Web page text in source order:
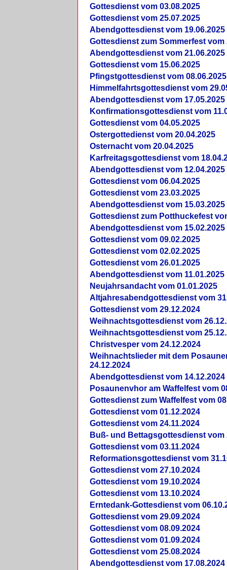
Gottesdienst vom 03.08.2025
Gottesdienst vom 25.07.2025
Abendgottesdienst vom 19.06.2025
Gottesdienst zum Sommerfest vom
Abendgottesdienst vom 21.06.2025
Gottesdienst vom 15.06.2025
Pfingstgottesdienst vom 08.06.2025
Himmelfahrtsgottesdienst vom
Abendgottesdienst vom 17.05.2025
Konfirmationsgottesdienst vom
Gottesdienst vom 04.05.2025
Ostergottedienst vom 20.04.2025
Osternacht vom 20.04.2025
Karfreitagsgottesdienst vom
Abendgottesdienst vom 12.04.2025
Gottesdienst vom 06.04.2025
Gottesdienst vom 23.03.2025
Abendgottesdienst vom 15.03.2025
Gottesdienst zum Potthuckefest
Abendgottesdienst vom 15.02.2025
Gottesdienst vom 09.02.2025
Gottesdienst vom 02.02.2025
Gottesdienst vom 26.01.2025
Abendgottesdienst vom 11.01.2025
Neujahrsandacht vom 01.01.2025
Altjahresabendgottesdienst vom
Gottesdienst vom 29.12.2024
Weihnachtsgottesdienst vom
Weihnachtsgottesdienst vom
Christvesper vom 24.12.2024
Weihnachtslieder mit dem
24.12.2024
Abendgottesdienst vom 14.12.2024
Posaunenvhor am Waffelfest vom
Gottesdienst zum Waffelfest vom
Gottesdienst vom 01.12.2024
Gottesdienst vom 24.11.2024
Buß- und Bettagsgottesdienst vom
Gottesdienst vom 03.11.2024
Reformationsgottesdienst vom
Gottesdienst vom 27.10.2024
Gottesdienst vom 19.10.2024
Gottesdienst vom 13.10.2024
Erntedank-Gottesdienst vom
Gottesdienst vom 29.09.2024
Gottesdienst vom 08.09.2024
Gottesdienst vom 01.09.2024
Gottesdienst vom 25.08.2024
Abendgottesdienst vom 17.08.2024